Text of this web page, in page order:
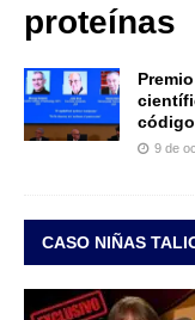
proteínas
9 de
CASO NIÑAS